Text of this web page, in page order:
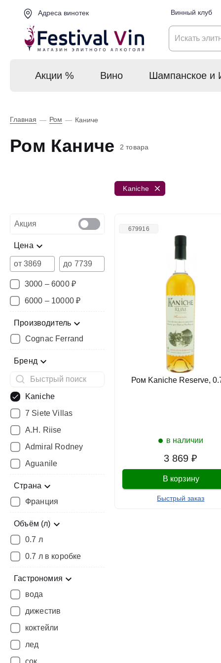
Адреса винотек Винный клуб
Акции % Вино Шампанское и
Главная — Ром — Каниче
Ром Каниче 2 товара
Акция
Цена
от до
3000 – 6000 ₽
6000 – 10000 ₽
Производитель
Cognac Ferrand
Бренд
Kaniche
7 Siete Villas
A.H. Riise
Admiral Rodney
Aguanile
Страна
Франция
Объём (л)
0.7 л
0.7 л в коробке
Гастрономия
вода
дижестив
коктейли
лед
сок
Kaniche
679916
3 869 ₽
Ром Kaniche Reserve,
В корзину
Быстрый заказ
в наличии